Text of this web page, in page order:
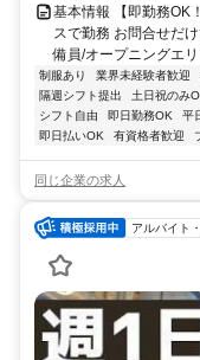
基本情報 【即勤務OK
スで勤務 お問合せだ
備員/オープニングエ
制服あり 業界未経験者歓迎
隔週シフト提出
土日祝のみ
シフト自由
即日勤務OK 平
即日払いOK
有資格者歓迎
同じ企業の求人
アルバイト